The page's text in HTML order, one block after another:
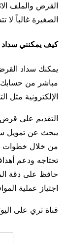
القرض والملف
الصغيرة غالباً لا
كيف يمكنني
يمكنك سداد
مباشر من حسابك
الإلكترونية مثل
التقديم على
يبحث عن تمويل
من خلال خطوات
تحتاجه ودعم
حافظ على دقة
اجتياز عملية
قناة ثري على